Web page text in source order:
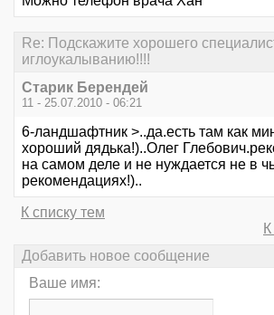
Re: Подскажите хорошего
иглоукалыванию!!!!
Старик Берендей
11 - 25.07.2010 - 06:21
6-ландшафтник >..да.есть там как
хороший дядька!)..Олег
на самом деле и не нуждается не в
рекомендациях!)..
К списку тем
Добавить новое сообщение
Ваше имя: